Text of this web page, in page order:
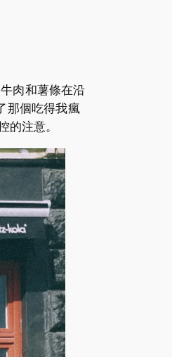
肉和薯條在沿
那個吃得我瘋
注意。